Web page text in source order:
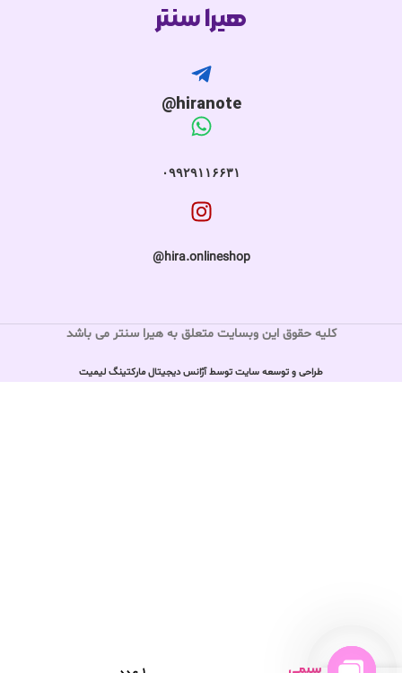
هیرا سنتر
hiranote@
۰۹۹۲۹۱۱۶۶۳۱
hira.onlineshop@
کلیه حقوق این وبسایت متعلق به هیرا سنتر می باشد
طراحی و توسعه سایت توسط آژانس دیجیتال مارکتینگ لیمیت
دفتر سیمی